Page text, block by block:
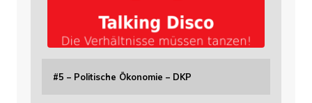
#5 – Politische Ökonomie – DKP